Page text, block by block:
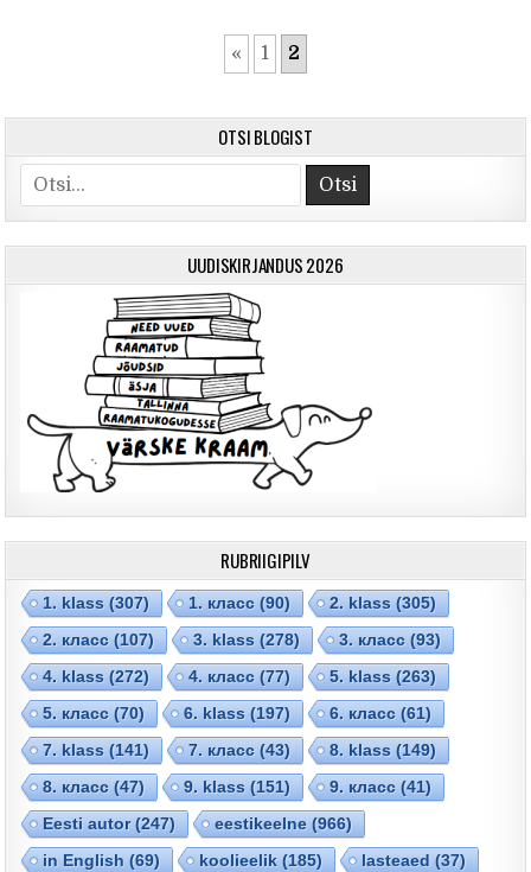
« 1 2
OTSI BLOGIST
Otsi
UUDISKIRJANDUS 2026
RUBRIIGIPILV
1. klass (307) 1. класс (90) 2. klass (305)
2. класс (107) 3. klass (278) 3. класс (93)
4. klass (272) 4. класс (77) 5. klass (263)
5. класс (70) 6. klass (197) 6. класс (61)
7. klass (141) 7. класс (43) 8. klass (149)
8. класс (47) 9. klass (151) 9. класс (41)
Eesti autor(247) eestikeelne (966)
in English (69) koolieelik (185) lasteaed (37)